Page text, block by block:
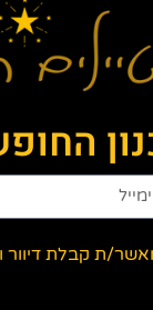
ת קבלת דיוור